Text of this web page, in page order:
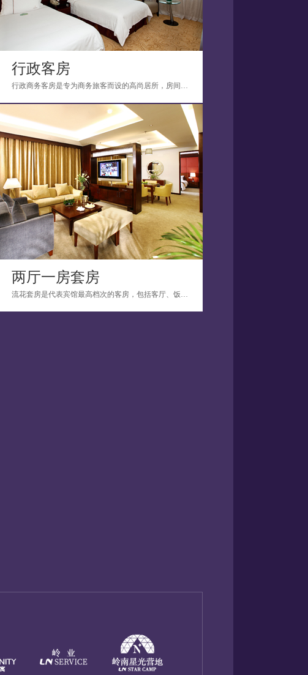
行政客房
行政商务客房是专为商务旅客而设的高尚居所，房间环境优雅舒适，配套设施完善，配有电脑设...
两厅一房套房
流花套房是代表宾馆最高档次的客房，包括客厅、饭厅/会议厅、主人套房、随从套房和客卫。...